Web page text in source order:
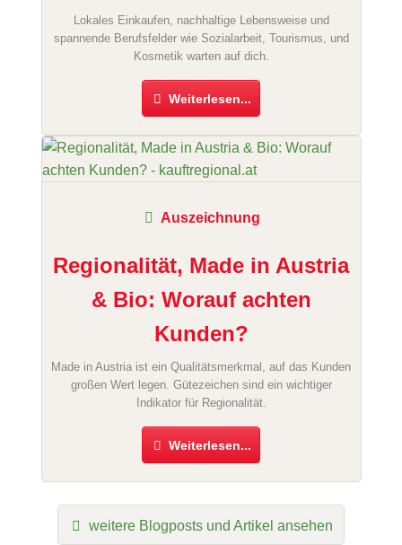
Lokales Einkaufen, nachhaltige Lebensweise und
spannende Berufsfelder wie Sozialarbeit, Tourismus, und
Kosmetik warten auf dich.
Weiterlesen...
Regionalität, Made in Austria
& Bio: Worauf achten
Kunden?
Auszeichnung
Made in Austria ist ein Qualitätsmerkmal, auf das Kunden
großen Wert legen. Gütezeichen sind ein wichtiger
Indikator für Regionalität.
Weiterlesen...
weitere Blogposts und Artikel ansehen